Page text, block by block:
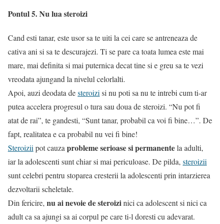
Pontul 5. Nu lua steroizi
Cand esti tanar, este usor sa te uiti la cei care se antreneaza de
cativa ani si sa te descurajezi. Ti se pare ca toata lumea este mai
mare, mai definita si mai puternica decat tine si e greu sa te vezi
vreodata ajungand la nivelul celorlalti.
Apoi, auzi deodata desteroizi si nu poti sa nu te intrebi cum ti-ar
putea accelera progresul o tura sau doua de steroizi. “Nu pot fi
atat de rai”, te gandesti, “Sunt tanar, probabil ca voi fi bine…”. De
fapt, realitatea e ca probabil nu vei fi bine!
Steroizii pot cauza probleme serioase si permanentela adulti,
iar la adolescenti sunt chiar si mai periculoase. De pilda, steroizii
sunt celebri pentru stoparea cresterii la adolescenti prin intarzierea
dezvoltarii scheletale.
Din fericire, nu ai nevoie de steroizinici ca adolescent si nici ca
adult ca sa ajungi sa ai corpul pe care ti-l doresti cu adevarat.